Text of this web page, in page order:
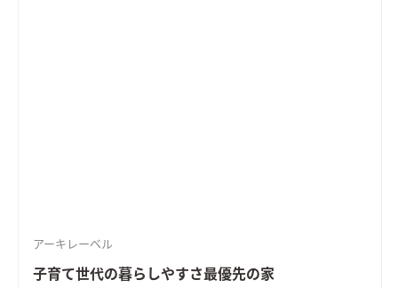
アーキレーベル
子育て世代の暮らしやすさ最優先の家